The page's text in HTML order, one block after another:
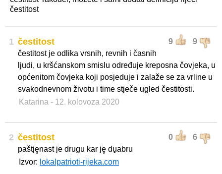
čestitost
1 9 9
čestitost
čestitost je odlika vrsnih, revnih i časnih
ljudi, u kršćanskom smislu određuje kreposna čovjeka, u
općenitom čovjeka koji posjeduje i zalaže se za vrline u
svakodnevnom životu i time stječe ugled čestitosti.
Katarina - 12. kolovoza 2020
2 0 6
čestitost
paštjȩnast je drugu kar jȩ dṷabru
Izvor: lokalpatrioti-rijeka.com